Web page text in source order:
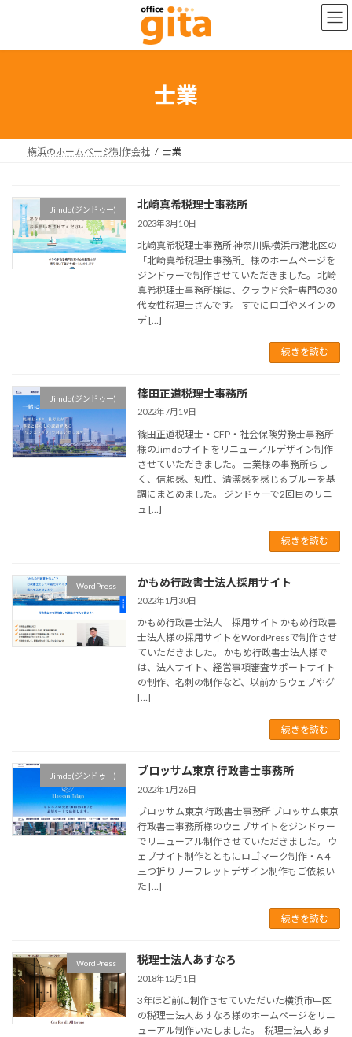
ン
ー
士業
横浜のホームページ制作会社 士業
Jimdo(ジンドゥー) 北崎真希税理士事務所
2023年3月10日
北崎真希税理士事務所 神奈川県横浜市港北区の
「北崎真希税理士事務所」様のホームページを
ジンドゥーで制作させていただきました。 北崎
真希税理士事務所様は、クラウド会計専門の30
代女性税理士さんです。 すでにロゴやメインの
デ […]
続きを読む
Jimdo(ジンドゥー) 篠田正道税理士事務所
2022年7月19日
篠田正道税理士・CFP・社会保険労務士事務所
様のJimdoサイトをリニューアルデザイン制作
させていただきました。 士業様の事務所らし
く、信頼感、知性、清潔感を感じるブルーを基
調にまとめました。 ジンドゥーで2回目のリニ
ュ […]
続きを読む
WordPress かもめ行政書士法人採用サイト
2022年1月30日
かもめ行政書士法人 採用サイト かもめ行政書
士法人様の採用サイトをWordPressで制作させ
ていただきました。 かもめ行政書士法人様で
は、法人サイト、経営事項審査サポートサイト
の制作、名刺の制作など、以前からウェブやグ
[…]
続きを読む
Jimdo(ジンドゥー) ブロッサム東京 行政書士事務所
2022年1月26日
ブロッサム東京 行政書士事務所 ブロッサム東京
行政書士事務所様のウェブサイトをジンドゥー
でリニューアル制作させていただきました。 ウ
ェブサイト制作とともにロゴマーク制作・A４
三つ折りリーフレットデザイン制作もご依頼い
た […]
続きを読む
WordPress 税理士法人あすなろ
2018年12月1日
3年ほど前に制作させていただいた横浜市中区
の税理士法人あすなろ様のホームページをリニ
ューアル制作いたしました。 税理士法人あす